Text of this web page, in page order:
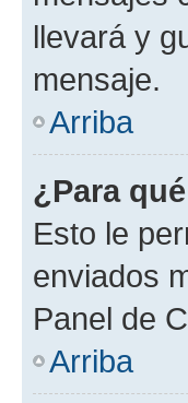
llevará y
mensaje.
Arriba
¿Para
Esto le
enviados
Panel de
Arriba